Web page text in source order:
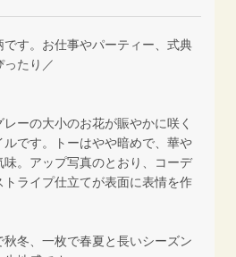
です。お仕事やパーティー、式典
ったり／
レーの大小のお花が賑やかに咲く
です。トーはやや暗めで、華や
。アップ写真のとおり、コーデ
トライプ仕立てが表面に表情を作
秋冬、一枚で春夏と長いシーズン